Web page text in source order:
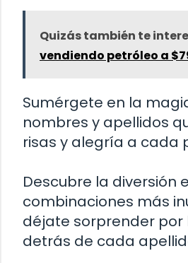
Quizás también te
vendiendo petróleo a
Sumérgete en la
nombres y apellidos
risas y alegría a cada
Descubre la diversión
combinaciones más
déjate sorprender por
detrás de cada